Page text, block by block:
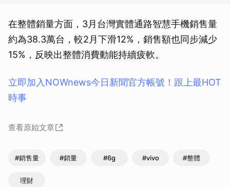
在整體銷量方面，3月台灣實體通路智慧手機銷售量
約為38.3萬台，較2月下滑12%，銷售額也同步減少
15%，反映出整體消費動能持續疲軟。
立即加入NOWnews今⽇新聞官⽅帳號！跟上最HOT
時事
查看原始文章
#銷售量 #銷量 #6g #vivo #整體
理財